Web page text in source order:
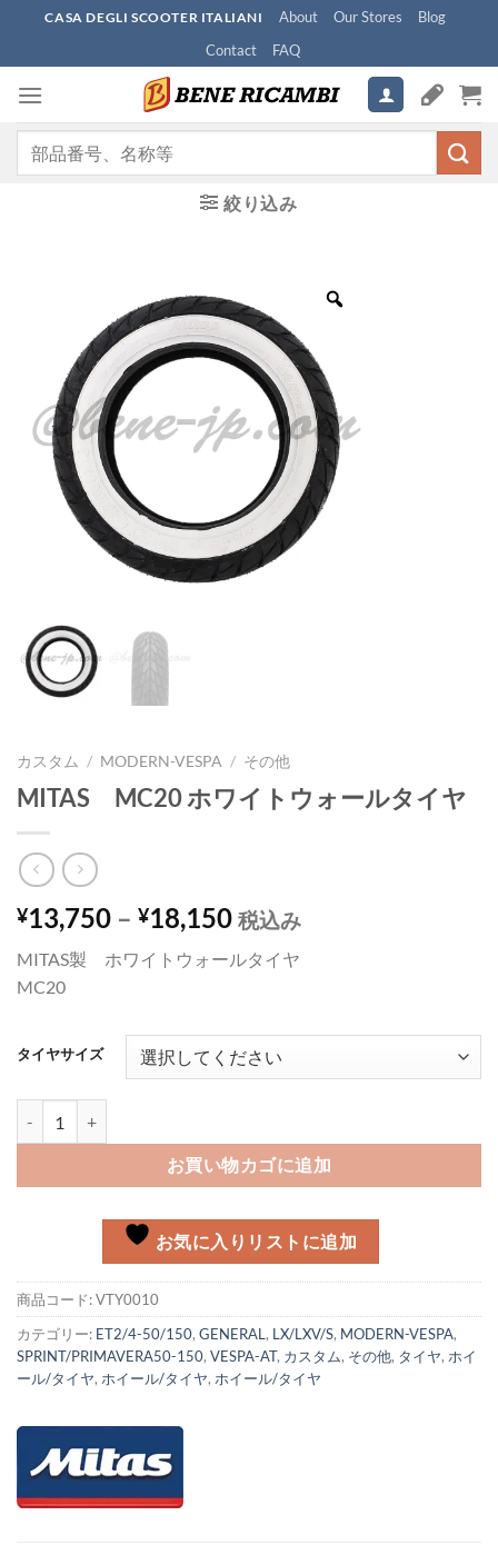
content
CASA DEGLI SCOOTER ITALIANI About Our Stores
Blog
Contact
FAQ
絞り込み
カスタム / MODERN-VESPA / その他
MITAS MC20 ホワイトウォールタイヤ
¥13,750 – ¥18,150 税込み
MITAS製 ホワイトウォールタイヤ
MC20
タイヤサイズ
お買い物カゴに追加
お気に入りリストに追加
商品コード:VTY0010
カテゴリー: ET2/4-50/150, GENERAL , LX/LXV/S, MODERN-VESPA,
SPRINT/PRIMAVERA50-150, VESPA-AT, カスタム, その他, タイヤ, ホイ
ール/タイヤ, ホイール/タイヤ, ホイール/タイヤ